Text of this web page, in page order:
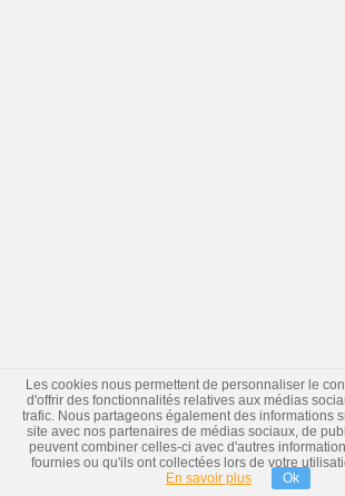
Les cookies nous permettent de personnaliser le
d'offrir des fonctionnalités relatives aux médias
trafic. Nous partageons également des informations
site avec nos partenaires de médias sociaux, de
peuvent combiner celles-ci avec d'autres
fournies ou qu'ils ont collectées lors de votre
En savoir plus
Ok